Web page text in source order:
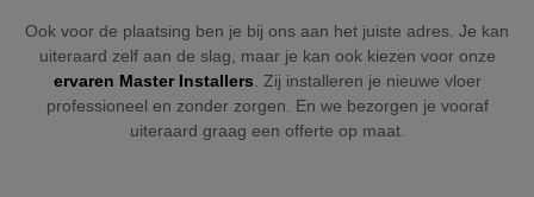
Ook voor de plaatsing ben je bij ons aan het juiste adres. Je kan
uiteraard zelf aan de slag, maar je kan ook kiezen voor onze
ervaren Master Installers . Zij installeren je nieuwe vloer
professioneel en zonder zorgen. En we bezorgen je vooraf
uiteraard graag een offerte op maat.